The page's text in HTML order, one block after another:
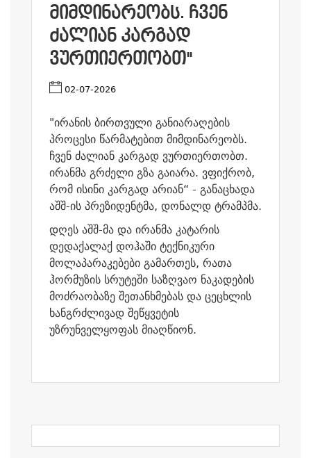
ᲛᲘᲛᲓᲘᲜᲐᲠᲔᲝᲑᲡ. ᲩᲕᲔᲜ
ᲫᲐᲚᲘᲐᲜ ᲙᲐᲠᲒᲐᲓ
ᲕᲣᲠᲗᲘᲔᲠᲗᲝᲑᲗ"
02-07-2026
"ირანის ბირთვული განიარაღების
პროცესი წარმატებით მიმდინარეობს.
ჩვენ ძალიან კარგად ვურთიერთობთ.
ირანმა გრძელი გზა გაიარა. ვფიქრობ,
რომ ისინი კარგად არიან“ - განაცხადა
აშშ-ის პრეზიდენტმა, დონალდ ტრამპმა.
დღეს აშშ-მა და ირანმა კატარის
დედაქალაქ დოჰაში ტექნიკური
მოლაპარაკებები გამართეს, რათა
ჰორმუზის სრუტეში საზღვაო ნაკადების
მოძრაობაზე შეთანხმებას და ცეცხლის
ხანგრძლივად შეწყვეტის
უზრუნველყოფას მიაღწიონ.